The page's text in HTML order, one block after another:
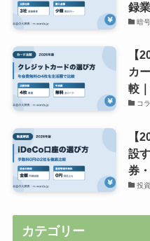
録
暗
【
カ
較
コ
【
設
券
投
カテゴリー